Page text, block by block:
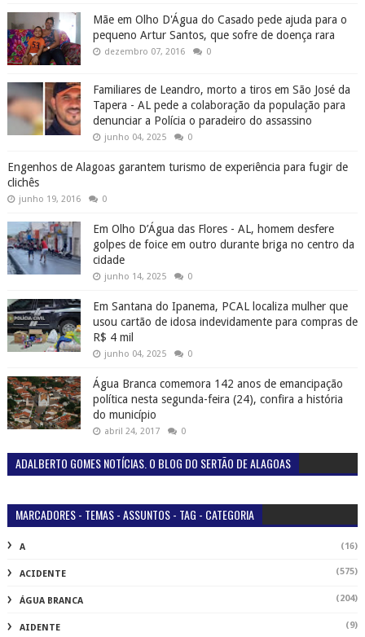
Mãe em Olho D'Água do Casado pede ajuda para o
pequeno Artur Santos, que sofre de doença rara
dezembro 07, 2016 0
Familiares de Leandro, morto a tiros em São José da
Tapera - AL pede a colaboração da população para
denunciar a Polícia o paradeiro do assassino
junho 04, 2025 0
Engenhos de Alagoas garantem turismo de experiência para fugir de
clichês
junho 19, 2016 0
Em Olho D’Água das Flores - AL, homem desfere
golpes de foice em outro durante briga no centro da
cidade
junho 14, 2025 0
Em Santana do Ipanema, PCAL localiza mulher que
usou cartão de idosa indevidamente para compras de
R$ 4 mil
junho 04, 2025 0
Água Branca comemora 142 anos de emancipação
política nesta segunda-feira (24), confira a história
do município
abril 24, 2017 0
ADALBERTO GOMES NOTÍCIAS. O BLOG DO SERTÃO DE ALAGOAS
MARCADORES - TEMAS - ASSUNTOS - TAG - CATEGORIA
A (16)
ACIDENTE (575)
ÁGUA BRANCA (204)
AIDENTE (9)